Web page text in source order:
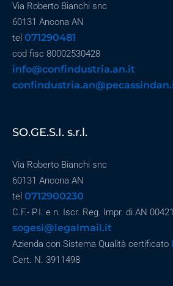
Via Roberto Bianchi snc
60131 Ancona AN
tel 071290481
cod fisc 80002530428
info@confindustria.an.it
SO.GE.S.I. s.r.l.
Via Roberto Bianchi snc
60131 Ancona AN
tel 0712900230
C.F.- P.I. e n. Iscr. Reg. Impr. di AN
sogesi@legalmail.it
Azienda con Sistema Qualità certificato
Cert. N. 3911498